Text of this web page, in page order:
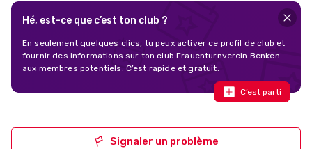
Hé, est-ce que c’est ton club ?
En seulement quelques clics, tu peux activer ce profil de club et
fournir des informations sur ton club Frauenturnverein Benken
aux membres potentiels. C’est rapide et gratuit.
C’est parti
Signaler un problème